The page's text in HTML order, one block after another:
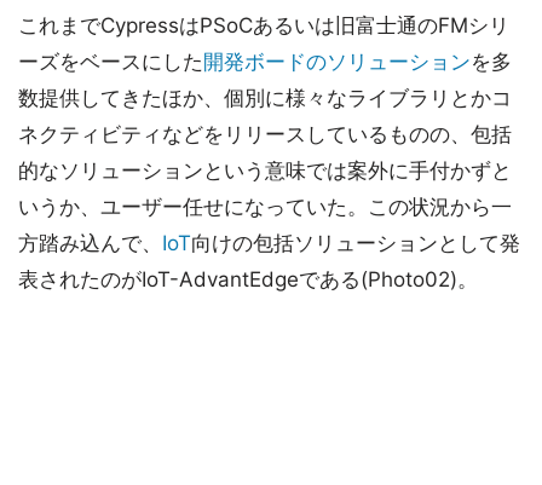
これまでCypressはPSoCあるいは旧富士通のFMシリ
ーズをベースにした開発ボードのソリューションを多
数提供してきたほか、個別に様々なライブラリとかコ
ネクティビティなどをリリースしているものの、包括
的なソリューションという意味では案外に手付かずと
いうか、ユーザー任せになっていた。この状況から一
方踏み込んで、 IoT向けの包括ソリューションとして発
表されたのがIoT-AdvantEdgeである(Photo02)。